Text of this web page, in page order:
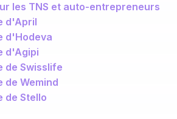
les TNS et auto-entrepreneurs
d'April
d'Hodeva
d'Agipi
de Swisslife
de Wemind
de Stello